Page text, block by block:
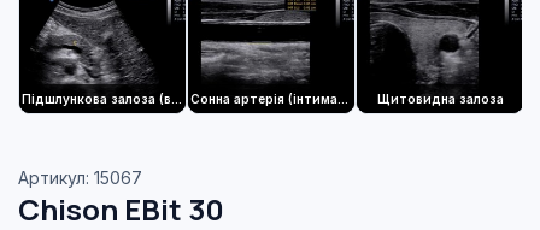
Щитовидна залоза
Артикул: 15067
Chison EBit 30